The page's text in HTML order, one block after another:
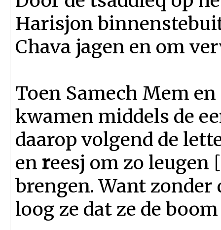
Harisjon
Chava jagen en om
Toen Samech Mem
kwamen middels de
daarop volgend de
en reesj om zo leugen
brengen. Want zonder
loog ze dat ze de